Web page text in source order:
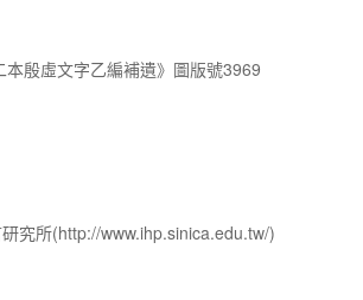
殷虛文字乙編補遺》圖版號3969
究所(http://www.ihp.sinica.edu.tw/)